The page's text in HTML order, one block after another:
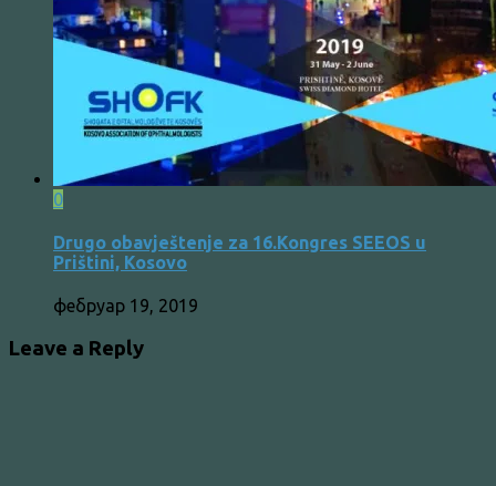
0
Drugo obavještenje za 16.Kongres SEEOS u
Prištini, Kosovo
фебруар 19, 2019
Leave a Reply